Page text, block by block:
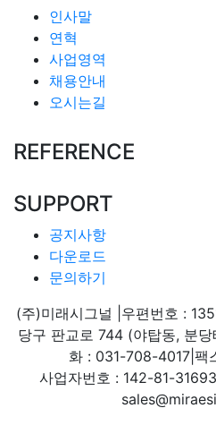
인사말
연혁
사업영역
채용안내
오시는길
REFERENCE
SUPPORT
공지사항
다운로드
문의하기
(주)미래시그널
우편번호 :
당구 판교로 744 (야탑동, 분
화 : 031-708-4017 팩
사업자번호 : 142-81-31693